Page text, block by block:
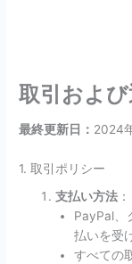
取引およ
最終更新日： 2024
1. 取引ポリシー
支払い方法 ：
PayPal、
払いを受
すべての